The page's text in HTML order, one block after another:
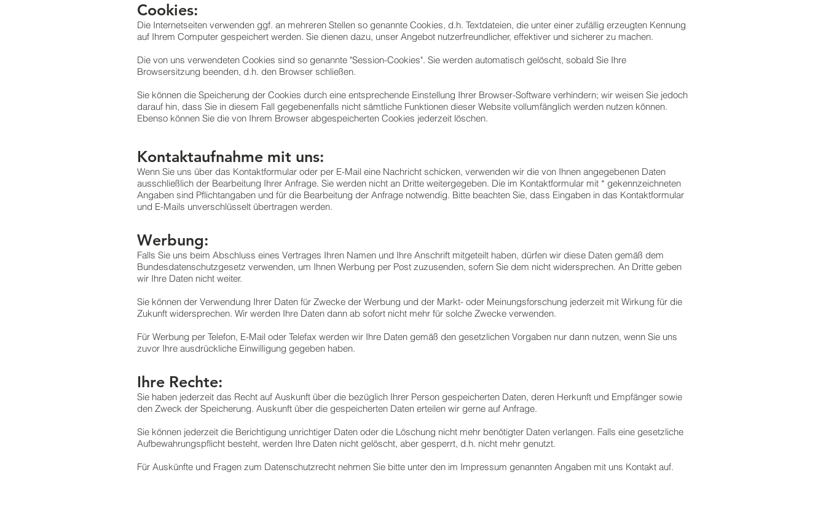
Cookies:
Die Internetseiten verwenden ggf. an mehreren Stellen so genannte Cookies, d.h. Textdateien, die unter einer zufällig erzeugten Kennung
auf Ihrem Computer gespeichert werden. Sie dienen dazu, unser Angebot nutzerfreundlicher, effektiver und sicherer zu machen.
Die von uns verwendeten Cookies sind so genannte "Session-Cookies". Sie werden automatisch gelöscht, sobald Sie Ihre
Browsersitzung beenden, d.h. den Browser schließen.
Sie können die Speicherung der Cookies durch eine entsprechende Einstellung Ihrer Browser-Software verhindern; wir weisen Sie jedoch
darauf hin, dass Sie in diesem Fall gegebenenfalls nicht sämtliche Funktionen dieser Website vollumfänglich werden nutzen können.
Ebenso können Sie die von Ihrem Browser abgespeicherten Cookies jederzeit löschen.
Kontaktaufnahme mit uns:
Wenn Sie uns über das Kontaktformular oder per E-Mail eine Nachricht schicken, verwenden wir die von Ihnen angegebenen Daten
ausschließlich der Bearbeitung Ihrer Anfrage. Sie werden nicht an Dritte weitergegeben. Die im Kontaktformular mit * gekennzeichneten
Angaben sind Pflichtangaben und für die Bearbeitung der Anfrage notwendig. Bitte beachten Sie, dass Eingaben in das Kontaktformular
und E-Mails unverschlüsselt übertragen werden.
Werbung:
Falls Sie uns beim Abschluss eines Vertrages Ihren Namen und Ihre Anschrift mitgeteilt haben, dürfen wir diese Daten gemäß dem
Bundesdatenschutzgesetz verwenden, um Ihnen Werbung per Post zuzusenden, sofern Sie dem nicht widersprechen. An Dritte geben
wir Ihre Daten nicht weiter.
Sie können der Verwendung Ihrer Daten für Zwecke der Werbung und der Markt- oder Meinungsforschung jederzeit mit Wirkung für die
Zukunft widersprechen. Wir werden Ihre Daten dann ab sofort nicht mehr für solche Zwecke verwenden.
Für Werbung per Telefon, E-Mail oder Telefax werden wir Ihre Daten gemäß den gesetzlichen Vorgaben nur dann nutzen, wenn Sie uns
zuvor Ihre ausdrückliche Einwilligung gegeben haben.
Ihre Rechte:
Sie haben jederzeit das Recht auf Auskunft über die bezüglich Ihrer Person gespeicherten Daten, deren Herkunft und Empfänger sowie
den Zweck der Speicherung. Auskunft über die gespeicherten Daten erteilen wir gerne auf Anfrage.
Sie können jederzeit die Berichtigung unrichtiger Daten oder die Löschung nicht mehr benötigter Daten verlangen. Falls eine gesetzliche
Aufbewahrungspflicht besteht, werden Ihre Daten nicht gelöscht, aber gesperrt, d.h. nicht mehr genutzt.
Für Auskünfte und Fragen zum Datenschutzrecht nehmen Sie bitte unter den im Impressum genannten Angaben mit uns Kontakt auf.